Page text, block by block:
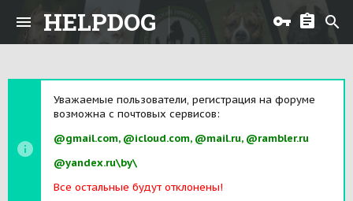
HELPDOG
Уважаемые пользователи, регистрация на форуме
возможна с почтовых сервисов:
@gmail.com, @icloud.com, @mail.ru, @rambler.ru
@yandex.ru\by\
Все остальные будут отклонены!